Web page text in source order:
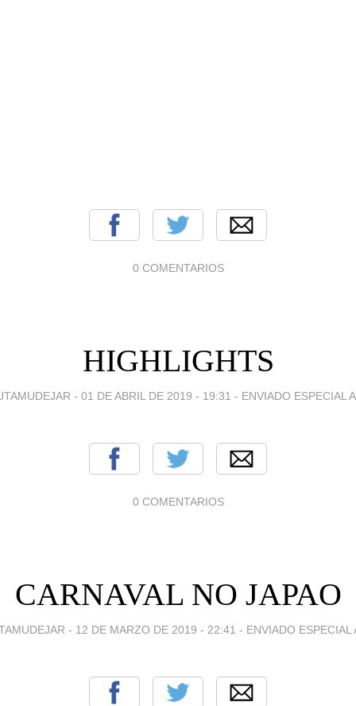
0 COMENTARIOS
HIGHLIGHTS
- 01 DE ABRIL DE 2019 - 19:31 - ENVIADO ESPECIAL
0 COMENTARIOS
CARNAVAL NO JAPAO
- 12 DE MARZO DE 2019 - 22:41 - ENVIADO ESPECIAL